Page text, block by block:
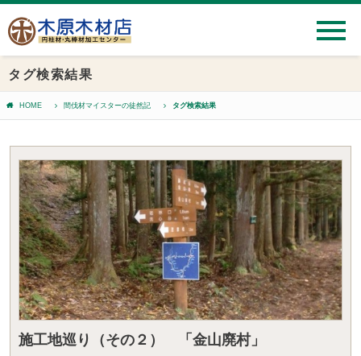
タグ検索結果
HOME 間伐材マイスターの徒然記 タグ検索結果
施工地巡り（その２） 「金山廃村」